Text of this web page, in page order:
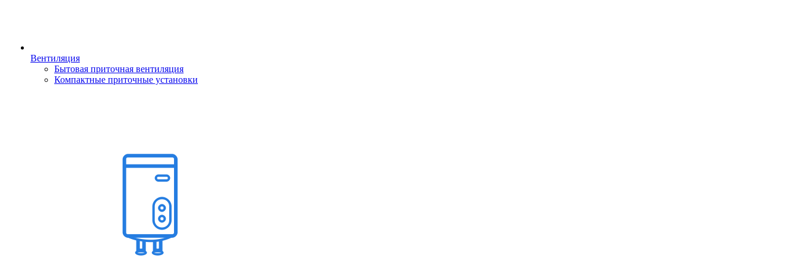
Вентиляция
Бытовая приточная вентиляция
Компактные приточные установки